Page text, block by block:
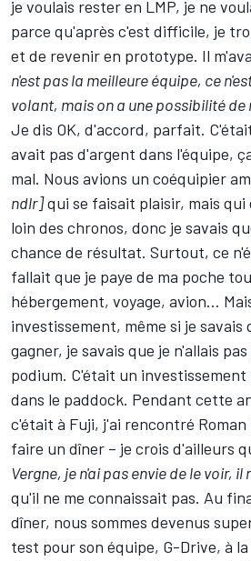
je voulais rester en LMP, je ne
parce qu'après c'est difficile, je
et de revenir en prototype. Il
n'est pas la meilleure équipe, ce
volant, mais on a une possibilité de
Je dis OK, d'accord, parfait.
avait pas d'argent dans l'équipe,
mal. Nous avions un coéquipier
ndlr]qui se faisait plaisir, mais
loin des chronos, donc je savais
chance de résultat. Surtout, ce
fallait que je paye de ma poche
hébergement, voyage, avion…
investissement, même si je savais
gagner, je savais que je n'allais
podium. C'était un
dans le paddock. Pendant cette
c'était à Fuji, j'ai rencontré Roman
faire un dîner – je crois d'ailleurs
Vergne, je n'ai pas envie de le voir, il
qu'il ne me connaissait pas. Au
dîner, nous sommes devenus
test pour son équipe, G-Drive, à